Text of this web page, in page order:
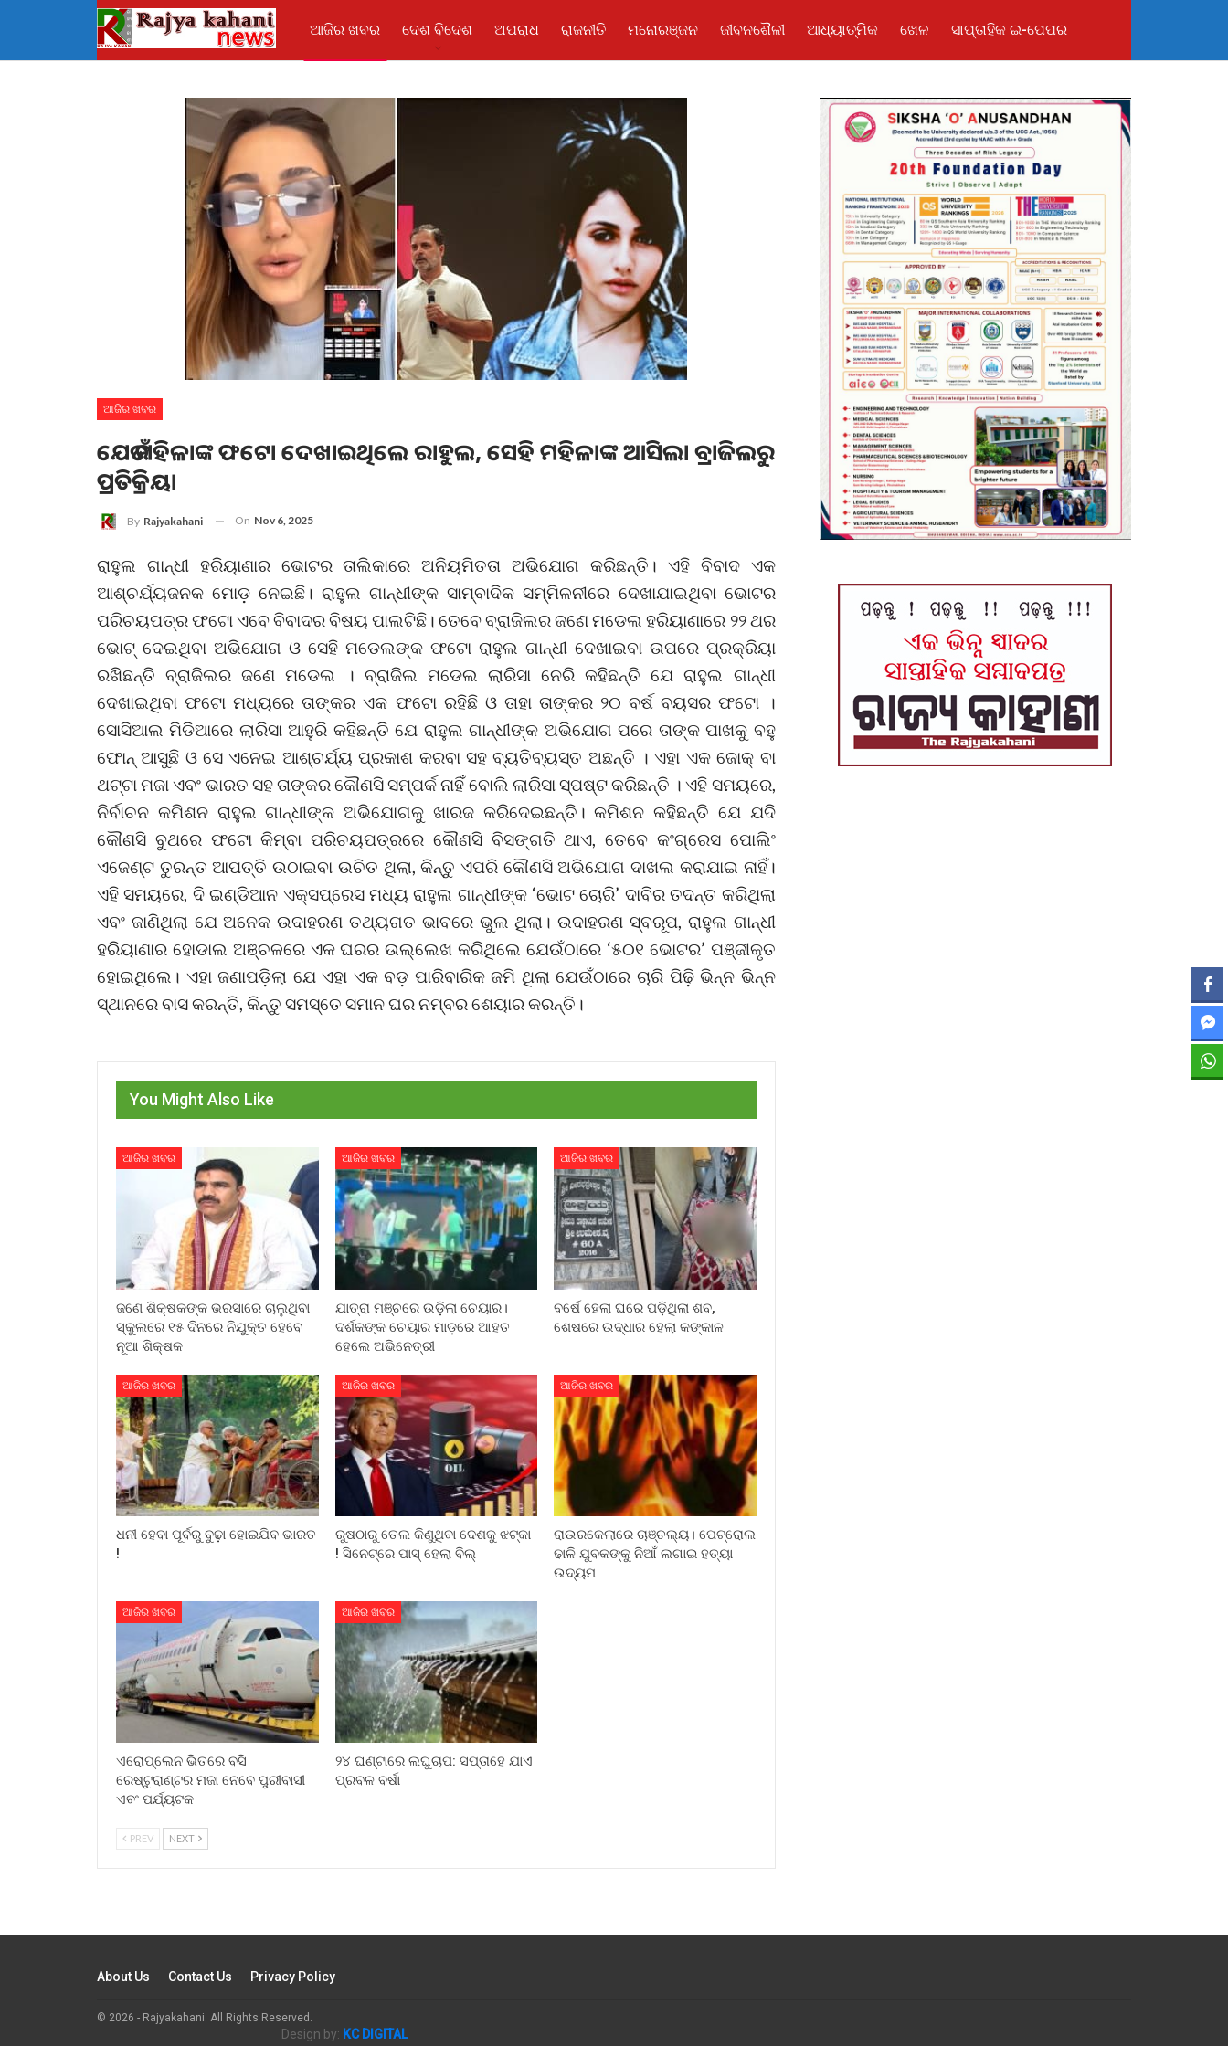
ଆଜିର ଖବର ଦେଶ ବିଦେଶ ଅପରାଧ ରାଜନୀତି ମନୋରଞ୍ଜନ ଜୀବନଶୈଳୀ ଆଧ୍ୟାତ୍ମିକ ଖେଳ ସାପ୍ତାହିକ ଇ-ପେପର
ଆଜିର ଖବର
ଯେଉଁ ମହିଳାଙ୍କ ଫଟୋ ଦେଖାଇଥିଲେ ରାହୁଲ, ସେହି ମହିଳାଙ୍କ ଆସିଲା ବ୍ରାଜିଲରୁ
ପ୍ରତିକ୍ରିୟା
By Rajyakahani On Nov 6, 2025
ରାହୁଲ ଗାନ୍ଧୀ ହରିୟାଣାର ଭୋଟର ତାଲିକାରେ ଅନିୟମିତତା ଅଭିଯୋଗ କରିଛନ୍ତି। ଏହି ବିବାଦ ଏକ
ଆଶ୍ଚର୍ଯ୍ୟଜନକ ମୋଡ଼ ନେଇଛି। ରାହୁଲ ଗାନ୍ଧୀଙ୍କ ସାମ୍ବାଦିକ ସମ୍ମିଳନୀରେ ଦେଖାଯାଇଥିବା ଭୋଟର
ପରିଚୟପତ୍ର ଫଟୋ ଏବେ ବିବାଦର ବିଷୟ ପାଲଟିଛି। ତେବେ ବ୍ରାଜିଲର ଜଣେ ମଡେଲ ହରିୟାଣାରେ ୨୨ ଥର
ଭୋଟ୍ ଦେଇଥିବା ଅଭିଯୋଗ ଓ ସେହି ମଡେଲଙ୍କ ଫଟୋ ରାହୁଲ ଗାନ୍ଧୀ ଦେଖାଇବା ଉପରେ ପ୍ରକ୍ରିୟା
ରଖିଛନ୍ତି ବ୍ରାଜିଲର ଜଣେ ମଡେଲ । ବ୍ରାଜିଲ ମଡେଲ ଲାରିସା ନେରି କହିଛନ୍ତି ଯେ ରାହୁଲ ଗାନ୍ଧୀ
ଦେଖାଇଥିବା ଫଟୋ ମଧ୍ୟରେ ତାଙ୍କର ଏକ ଫଟୋ ରହିଛି ଓ ତାହା ତାଙ୍କର ୨୦ ବର୍ଷ ବୟସର ଫଟୋ ।
ସୋସିଆଲ ମିଡିଆରେ ଲାରିସା ଆହୁରି କହିଛନ୍ତି ଯେ ରାହୁଲ ଗାନ୍ଧୀଙ୍କ ଅଭିଯୋଗ ପରେ ତାଙ୍କ ପାଖକୁ ବହୁ
ଫୋନ୍ ଆସୁଛି ଓ ସେ ଏନେଇ ଆଶ୍ଚର୍ଯ୍ୟ ପ୍ରକାଶ କରବା ସହ ବ୍ୟତିବ୍ୟସ୍ତ ଅଛନ୍ତି । ଏହା ଏକ ଜୋକ୍ ବା
ଥଟ୍ଟା ମଜା ଏବଂ ଭାରତ ସହ ତାଙ୍କର କୌଣସି ସମ୍ପର୍କ ନାହିଁ ବୋଲି ଲାରିସା ସ୍ପଷ୍ଟ କରିଛନ୍ତି । ଏହି ସମୟରେ,
ନିର୍ବାଚନ କମିଶନ ରାହୁଲ ଗାନ୍ଧୀଙ୍କ ଅଭିଯୋଗକୁ ଖାରଜ କରିଦେଇଛନ୍ତି। କମିଶନ କହିଛନ୍ତି ଯେ ଯଦି
କୌଣସି ବୁଥରେ ଫଟୋ କିମ୍ବା ପରିଚୟପତ୍ରରେ କୌଣସି ବିସଙ୍ଗତି ଥାଏ, ତେବେ କଂଗ୍ରେସ ପୋଲିଂ
ଏଜେଣ୍ଟ ତୁରନ୍ତ ଆପତ୍ତି ଉଠାଇବା ଉଚିତ ଥିଲା, କିନ୍ତୁ ଏପରି କୌଣସି ଅଭିଯୋଗ ଦାଖଲ କରାଯାଇ ନାହିଁ।
ଏହି ସମୟରେ, ଦି ଇଣ୍ଡିଆନ ଏକ୍ସପ୍ରେସ ମଧ୍ୟ ରାହୁଲ ଗାନ୍ଧୀଙ୍କ ‘ଭୋଟ ଚୋରି’ ଦାବିର ତଦନ୍ତ କରିଥିଲା
ଏବଂ ଜାଣିଥିଲା ଯେ ଅନେକ ଉଦାହରଣ ତଥ୍ୟଗତ ଭାବରେ ଭୁଲ ଥିଲା। ଉଦାହରଣ ସ୍ବରୂପ, ରାହୁଲ ଗାନ୍ଧୀ
ହରିୟାଣାର ହୋଡାଲ ଅଞ୍ଚଳରେ ଏକ ଘରର ଉଲ୍ଲେଖ କରିଥିଲେ ଯେଉଁଠାରେ ‘୫୦୧ ଭୋଟର’ ପଞ୍ଜୀକୃତ
ହୋଇଥିଲେ। ଏହା ଜଣାପଡ଼ିଲା ଯେ ଏହା ଏକ ବଡ଼ ପାରିବାରିକ ଜମି ଥିଲା ଯେଉଁଠାରେ ଚାରି ପିଢ଼ି ଭିନ୍ନ ଭିନ୍ନ
ସ୍ଥାନରେ ବାସ କରନ୍ତି, କିନ୍ତୁ ସମସ୍ତେ ସମାନ ଘର ନମ୍ବର ଶେୟାର କରନ୍ତି।
You Might Also Like
ଆଜିର ଖବର
ଜଣେ ଶିକ୍ଷକଙ୍କ ଭରସାରେ ଚାଲୁଥିବା
ସ୍କୁଲରେ ୧୫ ଦିନରେ ନିଯୁକ୍ତ ହେବେ
ନୂଆ ଶିକ୍ଷକ
ଆଜିର ଖବର
ଯାତ୍ରା ମଞ୍ଚରେ ଉଡ଼ିଲା ଚେୟାର।
ଦର୍ଶକଙ୍କ ଚେୟାର ମାଡ଼ରେ ଆହତ
ହେଲେ ଅଭିନେତ୍ରୀ
ଆଜିର ଖବର
ବର୍ଷେ ହେଲା ଘରେ ପଡ଼ିଥିଲା ଶବ,
ଶେଷରେ ଉଦ୍ଧାର ହେଲା କଙ୍କାଳ
ଆଜିର ଖବର
ଧନୀ ହେବା ପୂର୍ବରୁ ବୁଢ଼ା ହୋଇଯିବ ଭାରତ
!
ଆଜିର ଖବର
ରୁଷଠାରୁ ତେଲ କିଣୁଥିବା ଦେଶକୁ ଝଟ୍‌କା
! ସିନେଟ୍‌ରେ ପାସ୍ ହେଲା ବିଲ୍
ଆଜିର ଖବର
ରାଉରକେଲାରେ ଚାଞ୍ଚଲ୍ୟ। ପେଟ୍ରୋଲ
ଢାଳି ଯୁବକଙ୍କୁ ନିଆଁ ଲଗାଇ ହତ୍ୟା
ଉଦ୍ୟମ
ଆଜିର ଖବର
ଏରୋପ୍ଲେନ ଭିତରେ ବସି
ରେଷ୍ଟୁରାଣ୍ଟର ମଜା ନେବେ ପୁରୀବାସୀ
ଏବଂ ପର୍ଯ୍ୟଟକ
ଆଜିର ଖବର
୨୪ ଘଣ୍ଟାରେ ଲଘୁଚାପ: ସପ୍ତାହେ ଯାଏ
ପ୍ରବଳ ବର୍ଷା
PREV NEXT
About Us Contact Us Privacy Policy
© 2026 - Rajyakahani. All Rights Reserved.
Design by: KC DIGITAL